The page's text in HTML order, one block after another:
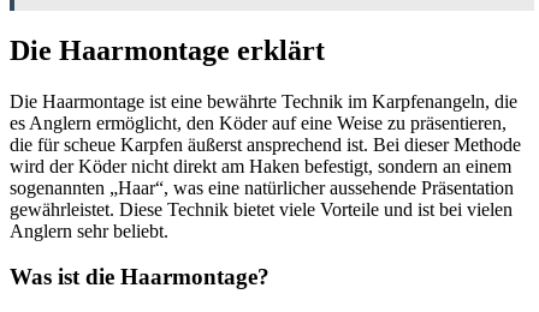
Die Haarmontage erklärt
Die Haarmontage ist eine bewährte Technik im Karpfenangeln, die
es Anglern ermöglicht, den Köder auf eine Weise zu präsentieren,
die für scheue Karpfen äußerst ansprechend ist. Bei dieser Methode
wird der Köder nicht direkt am Haken befestigt, sondern an einem
sogenannten „Haar“, was eine natürlicher aussehende Präsentation
gewährleistet. Diese Technik bietet viele Vorteile und ist bei vielen
Anglern sehr beliebt.
Was ist die Haarmontage?